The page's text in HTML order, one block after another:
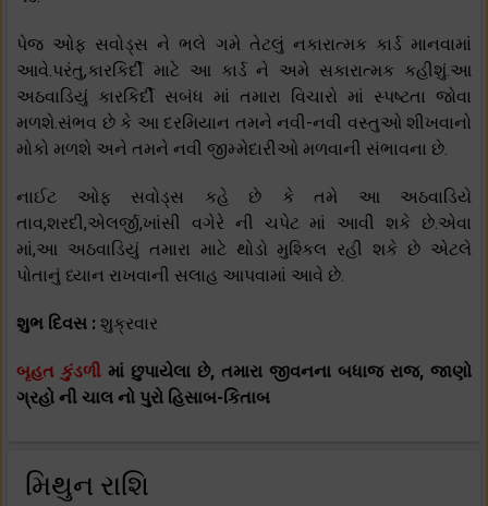
પેજ ઓફ સવોડ્સ ને ભલે ગમે તેટલું નકારાત્મક કાર્ડ માનવામાં
આવે.પરંતુ,કારકિર્દી માટે આ કાર્ડ ને અમે સકારાત્મક કહીશું.આ
અઠવાડિયું કારકિર્દી સબંધ માં તમારા વિચારો માં સ્પષ્ટતા જોવા
મળશે.સંભવ છે કે આ દરમિયાન તમને નવી-નવી વસ્તુઓ શીખવાનો
મોકો મળશે અને તમને નવી જીમ્મેદારીઓ મળવાની સંભાવના છે.
નાઈટ ઓફ સવોડ્સ કહે છે કે તમે આ અઠવાડિયે
તાવ,શરદી,એલર્જી,ખાંસી વગેરે ની ચપેટ માં આવી શકે છે.એવા
માં,આ અઠવાડિયું તમારા માટે થોડો મુશ્કિલ રહી શકે છે એટલે
પોતાનું ધ્યાન રાખવાની સલાહ આપવામાં આવે છે.
શુભ દિવસ : શુક્રવાર
બૃહત કુંડળી માં છુપાયેલા છે, તમારા જીવનના બધાજ રાજ, જાણો
ગ્રહો ની ચાલ નો પુરો હિસાબ-કિતાબ
મિથુન રાશિ